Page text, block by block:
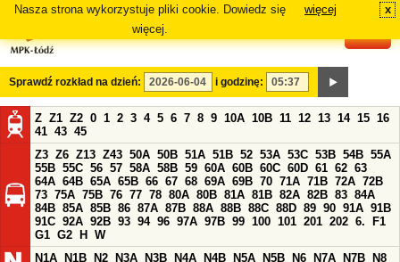
Nasza strona wykorzystuje pliki cookie. Dowiedz się
więcej.
więcej x
Sprawdź rozkład na dzień: i godzinę:
Z Z1 Z2 0 1 2 3 4 5 6 7 8 9 10A 10B 11 12 13 14 15 16
41 43 45
Z3 Z6 Z13 Z43 50A 50B 51A 51B 52 53A 53C 53B 54B 55A
55B 55C 56 57 58A 58B 59 60A 60B 60C 60D 61 62 63
64A 64B 65A 65B 66 67 68 69A 69B 70 71A 71B 72A 72B
73 75A 75B 76 77 78 80A 80B 81A 81B 82A 82B 83 84A
84B 85A 85B 86 87A 87B 88A 88B 88C 88D 89 90 91A 91B
91C 92A 92B 93 94 96 97A 97B 99 100 101 201 202 6.
F1
G1 G2 H
W
N1A
N1B N2 N3A N3B N4A N4B N5A N5B N6 N7A N7B
N8